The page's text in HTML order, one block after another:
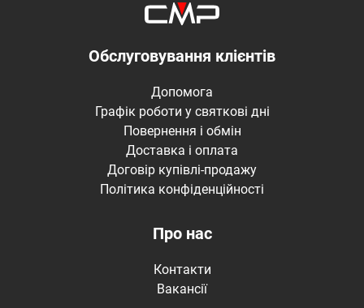
Обслуговування клієнтів
Допомога
Графік роботи у святкові дні
Повернення і обмін
Доставка і оплата
Договір купівлі-продажу
Політика конфіденційності
Про нас
Контакти
Вакансії